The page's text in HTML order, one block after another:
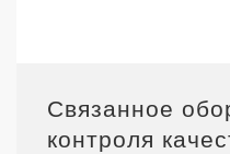
Связанное
контроля